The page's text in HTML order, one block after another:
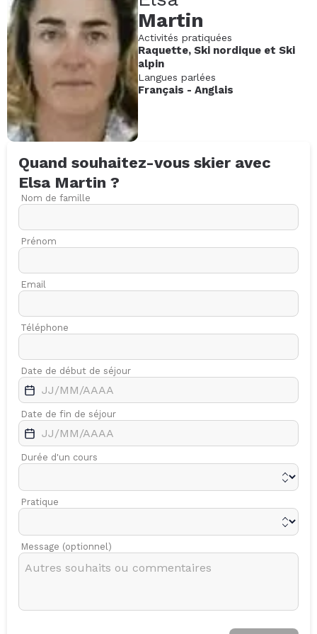
Martin
Activités pratiquées
Raquette, Ski nordiqueet Ski
alpin
Langues parlées
Français - Anglais
Quand souhaitez-vous skier avec
Elsa Martin ?
Nom de famille
Prénom
Email
Téléphone
Date de début de séjour
Date de fin de séjour
Durée d'un cours
Pratique
Message (optionnel)